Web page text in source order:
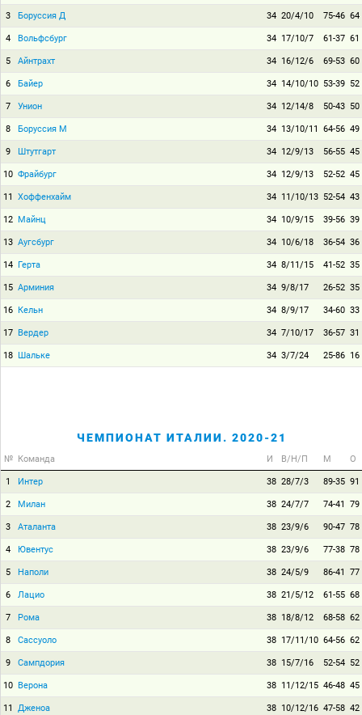
3 Боруссия Д 34 20/4/10 75-46 64
4 Вольфсбург 34 17/10/7 61-37 61
5 Айнтрахт 34 16/12/6 69-53 60
6 Байер 34 14/10/10 53-39 52
7 Унион 34 12/14/8 50-43 50
8 Боруссия М 34 13/10/11 64-56 49
9 Штутгарт 34 12/9/13 56-55 45
10 Фрайбург 34 12/9/13 52-52 45
11 Хоффенхайм 34 11/10/13 52-54 43
12 Майнц 34 10/9/15 39-56 39
13 Аугсбург 34 10/6/18 36-54 36
14 Герта 34 8/11/15 41-52 35
15 Арминия 34 9/8/17 26-52 35
16 Кельн 34 8/9/17 34-60 33
17 Вердер 34 7/10/17 36-57 31
18 Шальке 34 3/7/24 25-86 16
ЧЕМПИОНАТ ИТАЛИИ. 2020-21
№ Команда И В/Н/П М О
1 Интер 38 28/7/3 89-35 91
2 Милан 38 24/7/7 74-41 79
3 Аталанта 38 23/9/6 90-47 78
4 Ювентус 38 23/9/6 77-38 78
5 Наполи 38 24/5/9 86-41 77
6 Лацио 38 21/5/12 61-55 68
7 Рома 38 18/8/12 68-58 62
8 Сассуоло 38 17/11/10 64-56 62
9 Сампдория 38 15/7/16 52-54 52
10 Верона 38 11/12/15 46-48 45
11 Дженоа 38 10/12/16 47-58 42